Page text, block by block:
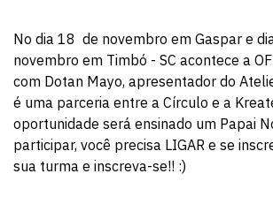
No dia 18 de novembro em Gaspar e
novembro em Timbó - SC acontece a
com Dotan Mayo, apresentador do
é uma parceria entre a Círculo e a
oportunidade será ensinado um Papai
participar, você precisa LIGAR e se
sua turma e inscreva-se!! :)